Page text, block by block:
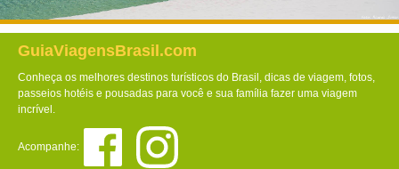
GuiaViagensBrasil.com
Conheça os melhores destinos turísticos do Brasil, dicas de viagem, fotos,
passeios hotéis e pousadas para você e sua família fazer uma viagem
incrível.
Acompanhe: